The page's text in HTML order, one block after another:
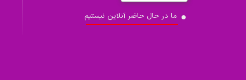
ما در حال حاضر آنلاین نیستیم